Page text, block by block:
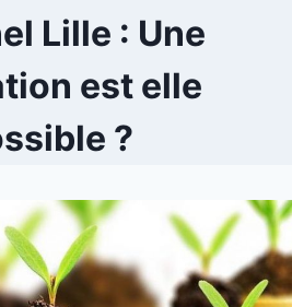
Lille : Une
est elle
?